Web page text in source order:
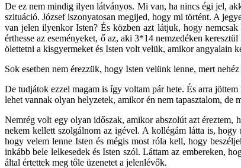
De ez nem mindig ilyen látványos. Mi van, ha nincs égi jel,
szituáció. József iszonyatosan megijed, hogy mi történt. A
van jelen ilyenkor Isten? És közben azt látjuk, hogy
érthesse az eseményeket, ő az, aki 3*14 nemzedéken
ölettetni a kisgyermeket és Isten volt velük, amikor angyalain
Sok esetben nem érezzük, hogy Isten velünk lenne, mert
De tudjátok ezzel magam is így voltam pár hete. És arra
lehet vannak olyan helyzetek, amikor én nem tapasztalom, de
Nemrég volt egy olyan időszak, amikor abszolút azt éreztem,
nekem kellett szolgálnom az igével. A kollégám látta is,
hogy velem lenne Isten és mégis most róla kell, hogy
inkább bele lelkesedek és Isten szól. Láttam az embereken,
által értettek meg tőle üzenetet a jelenlévők.